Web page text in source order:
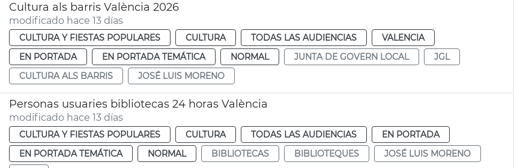
Cultura als barris València 2026
modificado hace 13 días
CULTURA Y FIESTAS POPULARES CULTURA TODAS LAS AUDIENCIAS
VALENCIA
EN PORTADA
EN PORTADA TEMÁTICA NORMAL JUNTA DE GOVERN LOCAL
JGL
CULTURA ALS BARRIS
JOSÉ LUIS MORENO
Personas usuaries bibliotecas 24 horas València
modificado hace 13 días
CULTURA Y FIESTAS POPULARES CULTURA TODAS LAS AUDIENCIAS
EN PORTADA
EN PORTADA TEMÁTICA
NORMAL BIBLIOTECAS BIBLIOTEQUES
JOSÉ LUIS MORENO